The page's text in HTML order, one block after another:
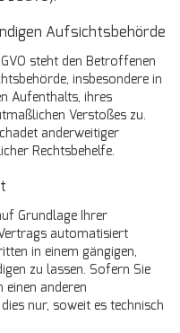
Aufsichtsbehörde
steht den Betroffenen
insbesondere in
Aufenthalts, ihres
Verstoßes zu.
anderweitiger
Rechtsbehelfe.
Grundlage Ihrer
automatisiert
in einem gängigen,
zu lassen. Sofern Sie
einen anderen
nur, soweit es technisch